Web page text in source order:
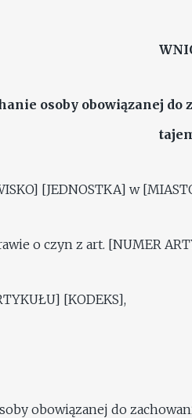
osoby obowiązanej
[JEDNOSTKA] w
o czyn z art. [NUMER
[KODEKS],
obowiązanej do